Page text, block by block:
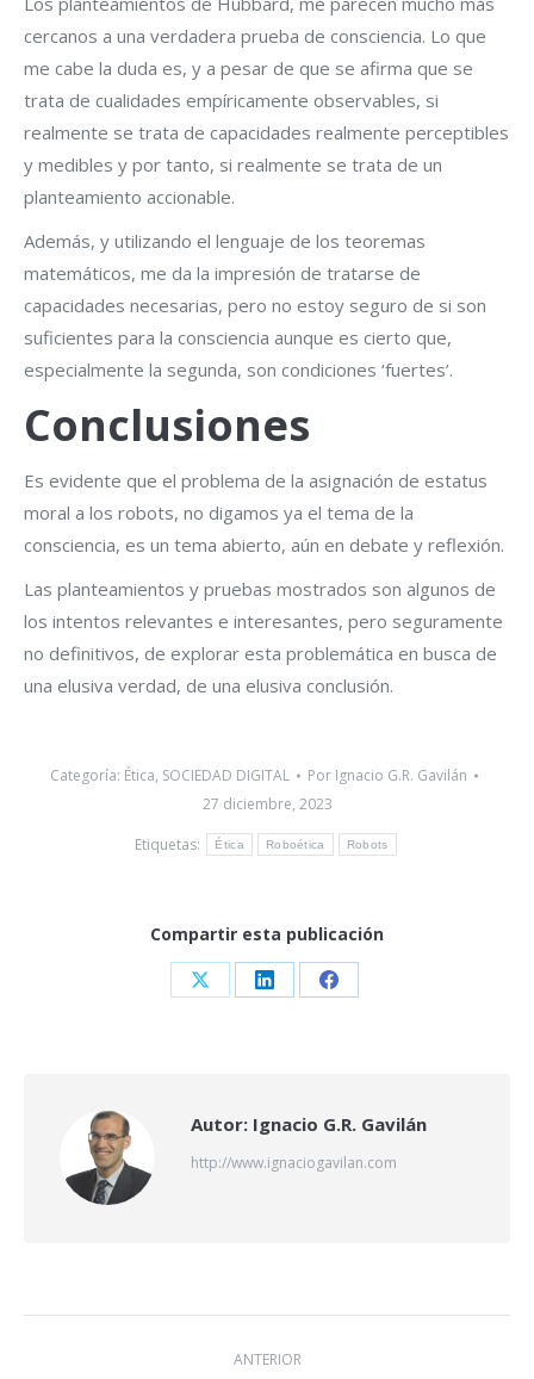
cercanos a una verdadera prueba de consciencia. Lo que
me cabe la duda es, y a pesar de que se afirma que se
trata de cualidades empíricamente observables, si
realmente se trata de capacidades realmente perceptibles
y medibles y por tanto, si realmente se trata de un
planteamiento accionable.
Además, y utilizando el lenguaje de los teoremas
matemáticos, me da la impresión de tratarse de
capacidades necesarias, pero no estoy seguro de si son
suficientes para la consciencia aunque es cierto que,
especialmente la segunda, son condiciones ‘fuertes’.
Conclusiones
Es evidente que el problema de la asignación de estatus
moral a los robots, no digamos ya el tema de la
consciencia, es un tema abierto, aún en debate y reflexión.
Las planteamientos y pruebas mostrados son algunos de
los intentos relevantes e interesantes, pero seguramente
no definitivos, de explorar esta problemática en busca de
una elusiva verdad, de una elusiva conclusión.
Categoría: Ética, SOCIEDAD DIGITAL Por Ignacio G.R. Gavilán
27 diciembre, 2023
Etiquetas:
Ética Roboética Robots
Compartir esta publicación
Share Share Share
Autor: Ignacio G.R. Gavilán
http://www.ignaciogavilan.com
Navegación
ANTERIOR